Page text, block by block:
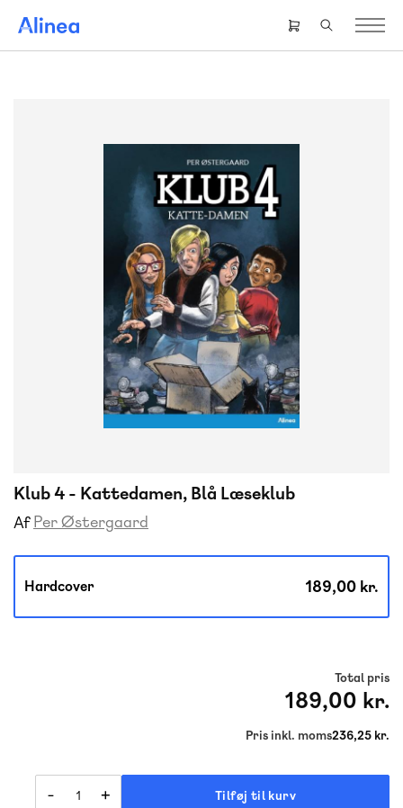
hovedindhold
Header
right
Klub 4 - Kattedamen, Blå Læseklub
Af Per Østergaard
Hardcover 189,00 kr.
Total pris
189,00 kr.
Pris inkl. moms236,25 kr.
- + Tilføj til kurv